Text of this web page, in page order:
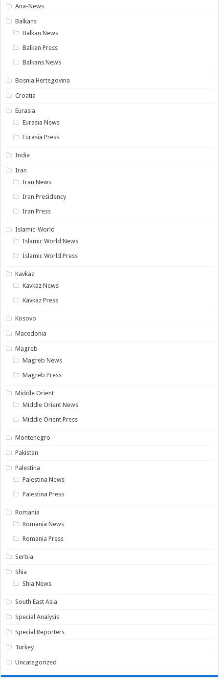
Ana-News
Balkans
Balkan News
Balkan Press
Balkans News
Bosnia Hertegovina
Croatia
Eurasia
Eurasia News
Eurasia Press
India
Iran
Iran News
Iran Presidency
Iran Press
Islamic-World
Islamic World News
Islamic World Press
Kavkaz
Kavkaz News
Kavkaz Press
Kosovo
Macedonia
Magreb
Magreb News
Magreb Press
Middle Orient
Middle Orient News
Middle Orient Press
Montenegro
Pakistan
Palestina
Palestina News
Palestina Press
Romania
Romania News
Romania Press
Serbia
Shia
Shia News
South East Asia
Special Analysis
Special Reporters
Turkey
Uncategorized